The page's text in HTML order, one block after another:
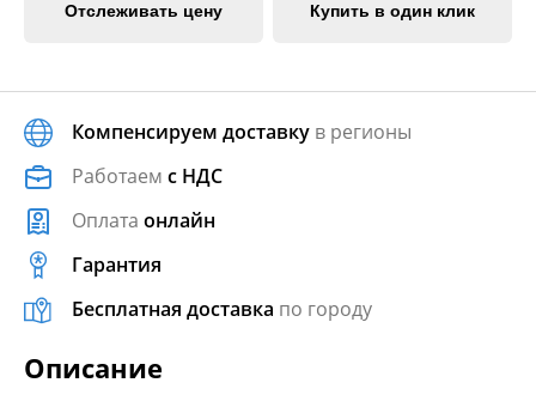
Отслеживать цену Купить в один клик
Компенсируем доставку в регионы
Работаем с НДС
Оплата онлайн
Гарантия
Бесплатная доставка по городу
Описание